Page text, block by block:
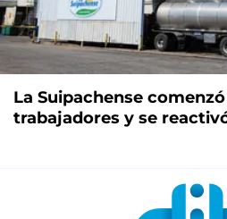
La Suipachense
trabajadores y se